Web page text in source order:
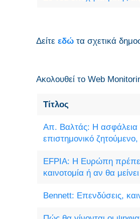
Δείτε εδώ τα σχετικά
Ακολουθεί το Web
Τίτλος
Απ. Βαλτάς: H ασφάλεια
επιστημονικό
EFPIA: Η Ευρώπη πρέπει
καινοτομία ή αν θα
Bennett: Επενδύσεις,